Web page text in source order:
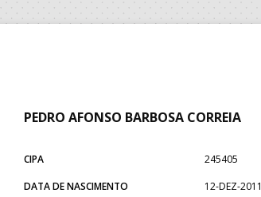
PEDRO AFONSO BARBOSA CORREIA
CIPA
245405
DATA DE NASCIMENTO
12-DEZ-2011